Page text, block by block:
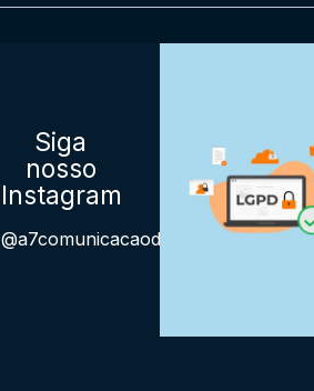
Siga
nosso
Instagram
@a7comunicacaodigital